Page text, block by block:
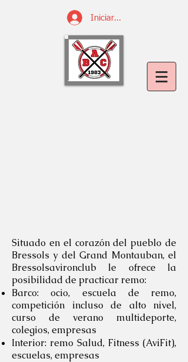
Iniciar sesión
Situado en el corazón del pueblo de
Bressols y del Grand Montauban, el
Bressolsavironclub le ofrece la
posibilidad de practicar remo:
Barco: ocio, escuela de remo,
competición incluso de alto nivel,
curso de verano multideporte,
colegios, empresas
Interior: remo Salud, Fitness (AviFit),
escuelas, empresas